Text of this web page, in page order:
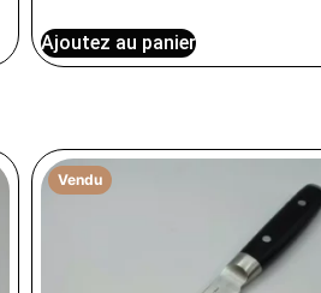
Ajoutez au panier
Vendu